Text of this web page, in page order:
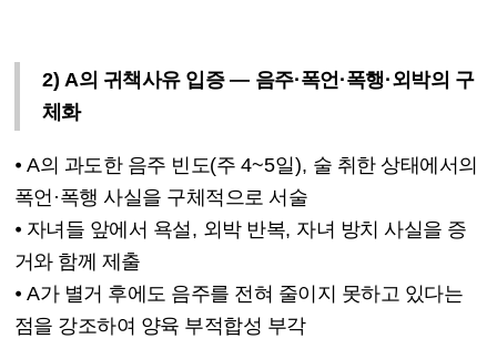
2) A의 귀책사유 입증 — 음주·폭언 ·폭행·외박의 구
체화
⦁ A의 과도한 음주 빈도(주4~5일), 술 취한 상태에서의
폭언 ·폭행 사실을 구체적으로 서술
⦁ 자녀들 앞에서 욕설 , 외박 반복, 자녀 방치 사실을 증
거와 함께 제출
⦁ A가 별거 후에도 음주를 전혀 줄이지 못하고 있다는
점을 강조하여 양육 부적합성 부각